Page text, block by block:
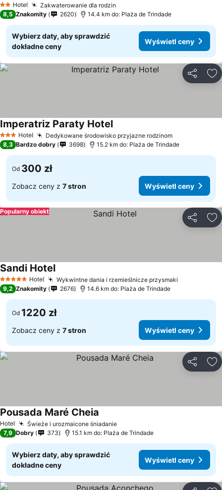
2 Kategoria
Hotel Zakwaterowanie dla rodzin
8,5 Znakomity 2620 14.4 km do: Plaża de Trindade
Wybierz daty, aby sprawdzić
dokładne ceny
Wyświetl ceny
3 Kategoria
Hotel Dedykowane środowisko przyjazne rodzinomWyświetl
Imperatriz Paraty HotelWyświetl ceny
8,3 Bardzo dobry 3698 15.2 km do: Plaża de Trindade
Od 300 zł
Zobacz ceny z 7 stron Wyświetl ceny
Popularny obiekt
5 KategoriaHotel Wykwintne dania i rzemieślnicze przysmaki
Sandi HotelWyświetl ceny
9,2 Znakomity 2676 14.6 km do: Plaża de Trindade
Od 1220 zł
Zobacz ceny z 7 stron Wyświetl ceny
Hotel Świeże i urozmaicone śniadanieWyświetl ceny
Pousada Maré Cheia
7,9 Dobry 373 15.1 km do: Plaża de Trindade
Wybierz daty, aby sprawdzić
dokładne ceny
Wyświetl ceny